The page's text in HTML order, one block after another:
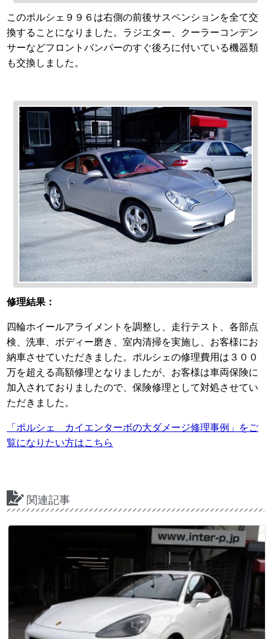
このポルシェ９９６は右側の前後サスペンションを全て交
換することになりました。ラジエター、クーラーコンデン
サーなどフロントバンパーのすぐ後ろに付いている機器類
も交換しました。
修理結果：
四輪ホイールアライメントを調整し、走行テスト、各部点
検、洗車、ボディー磨き、室内清掃を実施し、お客様にお
納車させていただきました。ポルシェの修理費用は３００
万を超える高額修理となりましたが、お客様は車両保険に
加入されておりましたので、保険修理として対処させてい
ただきました。
「ポルシェ カイエンターボの大ダメージ修理事例」をご
覧になりたい方はこちら
関連記事